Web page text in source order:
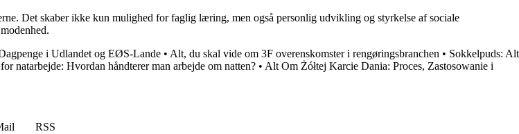
Det skaber ikke kun mulighed for faglig læring, men også personlig udvikling og styrkelse af sociale
i Udlandet og EØS-Lande • Alt, du skal vide om 3F overenskomster i rengøringsbranchen • Sokkelpuds: Alt
natarbejde: Hvordan håndterer man arbejde om natten? • Alt Om Żółtej Karcie Dania: Proces, Zastosowanie i
RSS